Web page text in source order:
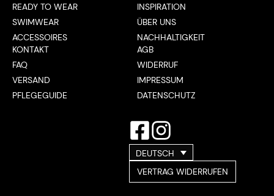
READY TO WEAR
SWIMWEAR
ACCESSOIRES
INSPIRATION
ÜBER UNS
NACHHALTIGKEIT
KONTAKT
FAQ
VERSAND
PFLEGEGUIDE
AGB
WIDERRUF
IMPRESSUM
DATENSCHUTZ
DEUTSCH
VERTRAG WIDERRUFEN